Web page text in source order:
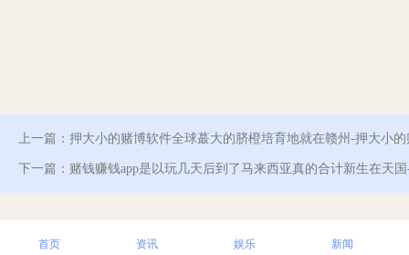
上一篇： 押大小的赌博软件全球蕞大的脐橙培育地就在赣州-押大小
下一篇： 赌钱赚钱app是以玩几天后到了马来西亚真的合计新生在天
首页 资讯 娱乐 新闻